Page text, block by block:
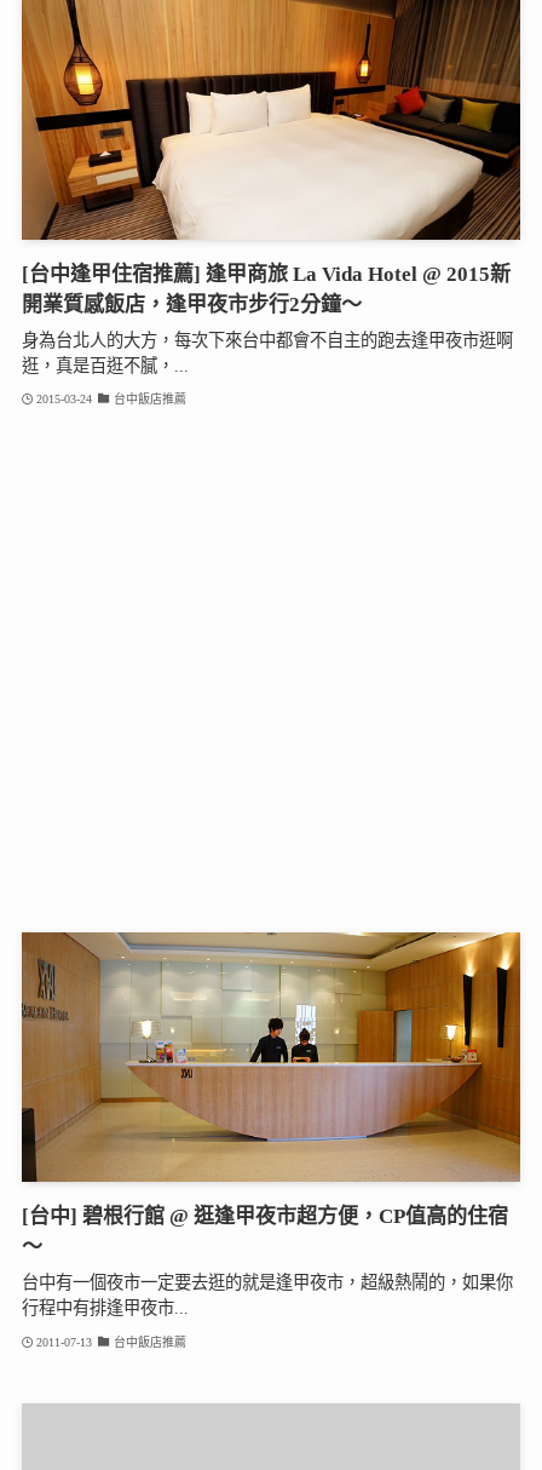
[台中逢甲住宿推薦] 逢甲商旅 La Vida Hotel @ 2015新
開業質感飯店，逢甲夜市步行2分鐘～
身為台北人的大方，每次下來台中都會不自主的跑去逢甲夜市逛啊
逛，真是百逛不膩，...
2015-03-24 台中飯店推薦
[台中] 碧根行館 @ 逛逢甲夜市超方便，CP值高的住宿
～
台中有一個夜市一定要去逛的就是逢甲夜市，超級熱鬧的，如果你
行程中有排逢甲夜市...
2011-07-13 台中飯店推薦